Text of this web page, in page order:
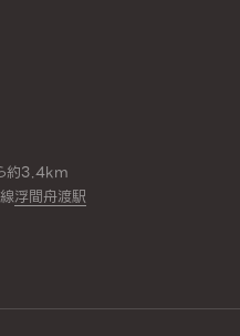
約3.4km
浮間舟渡駅